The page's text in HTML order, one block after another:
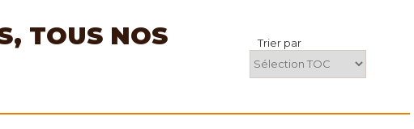
TOUS NOS
Trier par